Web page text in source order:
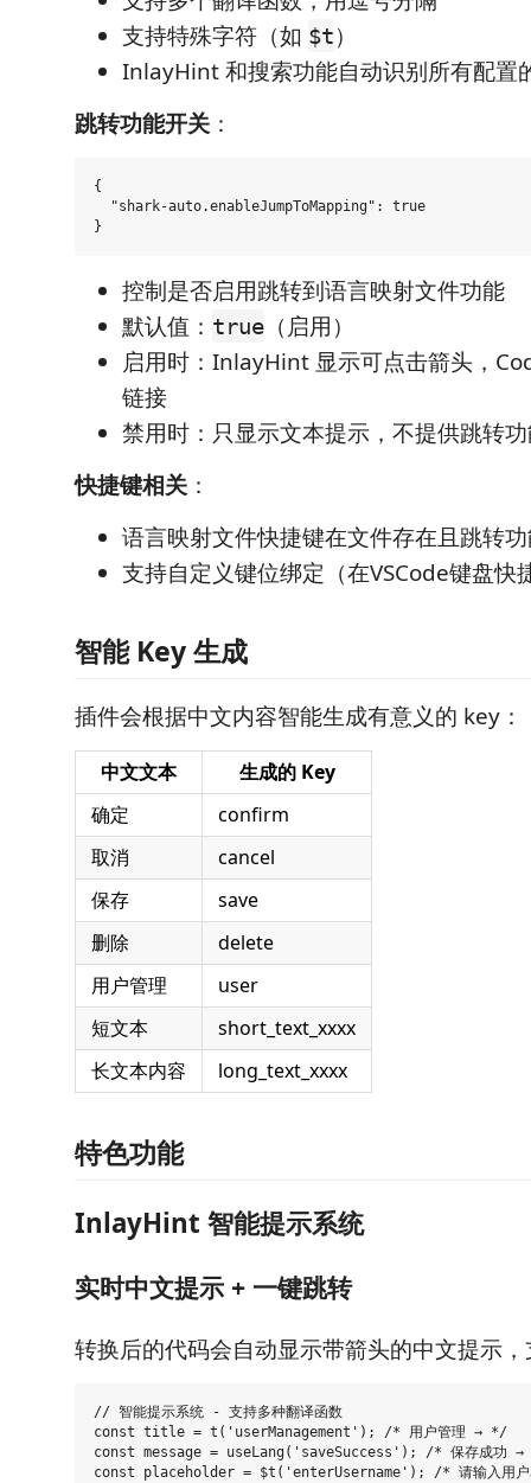
支持特殊字符（如 $t）
InlayHint 和搜索功能自动识别所有配置
跳转功能开关 ：
{
  "shark-auto.enableJumpToMapping": true
控制是否启用跳转到语言映射文件功能
默认值： true （启用）
启用时：InlayHint 显示可点击箭头，
链接
禁用时：只显示文本提示，不提供跳转
快捷键相关 ：
语言映射文件快捷键在文件存在且跳转
支持自定义键位绑定（在VSCode键盘快
智能 Key 生成
插件会根据中文内容智能生成有意义的 key：
中文文本
生成的 Key
确定
confirm
取消
cancel
保存
save
删除
delete
用户管理
user
短文本
short_text_xxxx
长文本内容
long_text_xxxx
特色功能
InlayHint 智能提示系统
实时中文提示 + 一键跳转
转换后的代码会自动显示带箭头的中文提示
// 智能提示系统 - 支持多种翻译函数
const title = t('userManagement'); /* 用户管理 → */
const message = useLang('saveSuccess'); /* 保存成功
const placeholder = $t('enterUsername'); /* 请输入用